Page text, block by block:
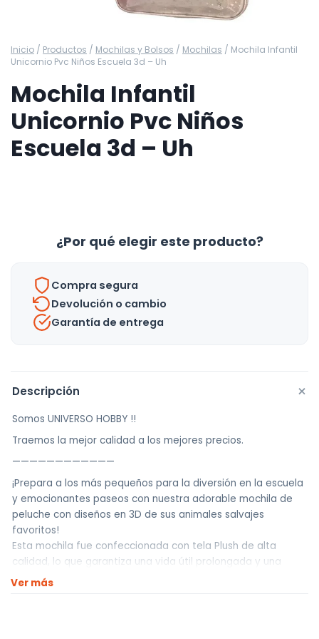
Inicio / Productos / Mochilas y Bolsos / Mochilas / Mochila Infantil
Unicornio Pvc Niños Escuela 3d – Uh
Mochila Infantil
Unicornio Pvc Niños
Escuela 3d – Uh
¿Por qué elegir este producto?
Compra segura
Devolución o cambio
Garantía de entrega
Descripción +
Somos UNIVERSO HOBBY !!
Traemos la mejor calidad a los mejores precios.
————————————
¡Prepara a los más pequeños para la diversión en la escuela
y emocionantes paseos con nuestra adorable mochila de
peluche con diseños en 3D de sus animales salvajes
favoritos!
Esta mochila fue confeccionada con tela Plush de alta
calidad, lo que garantiza una vida útil prolongada y una
resistencia excepcional al desgaste. Este material no solo es
duradero, sino que también es increíblemente cómodo y
Ver más